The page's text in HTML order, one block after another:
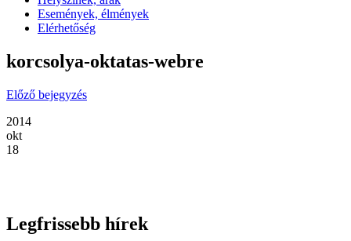
Események, élmények
Elérhetőség
korcsolya-oktatas-webre
Előző bejegyzés
2014
okt
18
Legfrissebb hírek